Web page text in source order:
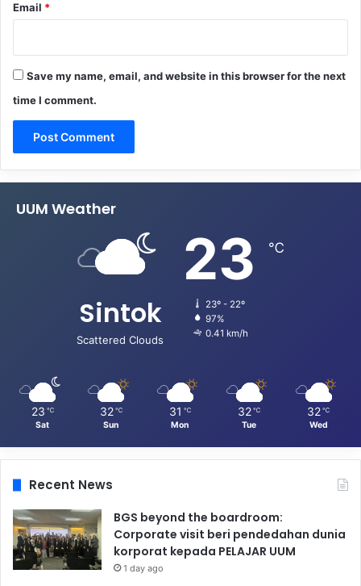
Email *
Save my name, email, and website in this browser for the next
time I comment.
UUM Weather
Sintok
Scattered Clouds
23 ℃
23º - 22º
97%
0.41 km/h
23 ℃
Sat
32 ℃
Sun
31 ℃
Mon
32 ℃
Tue
32 ℃
Wed
Recent News
BGS beyond the boardroom:
Corporate visit beri pendedahan dunia
korporat kepada PELAJAR UUM
1 day ago